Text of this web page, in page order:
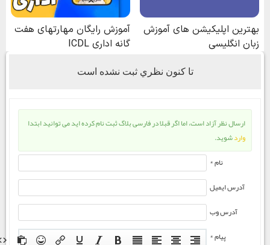
تا كنون نظري ثبت نشده است
ارسال نظر آزاد است، اما اگر قبلا در فارسی بلاگ ثبت نام کرده اید می توانید ابتدا
واردشوید.
نام *
آدرس ایمیل
آدرس وب
پیام *